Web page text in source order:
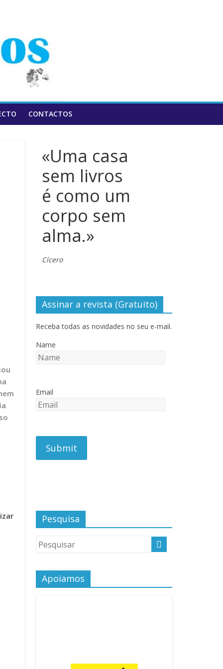
CONTACTOS
«Uma casa
sem livros
é como um
corpo sem
alma.»
Cícero
Assinar a revista (Gratuito)
Receba todas as novidades no seu e-mail.
Name
Email
Pesquisa
Apoiamos